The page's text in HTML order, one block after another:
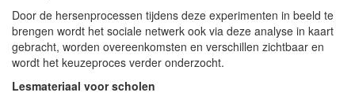
Door de hersenprocessen tijdens deze experimenten in beeld te
brengen wordt het sociale netwerk ook via deze analyse in kaart
gebracht, worden overeenkomsten en verschillen zichtbaar en
wordt het keuzeproces verder onderzocht.
Lesmateriaal voor scholen